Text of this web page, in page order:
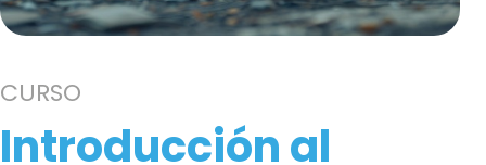
CURSO
Introducción al